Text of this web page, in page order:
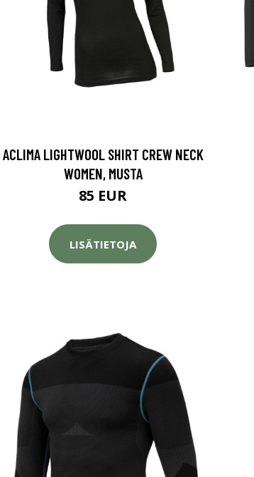
ACLIMA LIGHTWOOL SHIRT CREW NECK
WOMEN, MUSTA
85 EUR
LISÄTIETOJA